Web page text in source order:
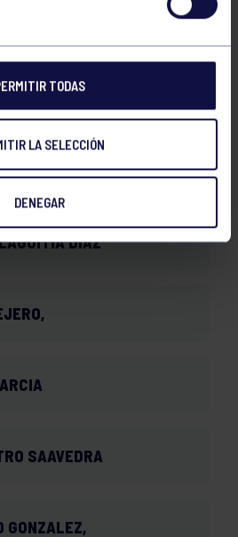
TODAS
LA SELECCIÓN
DENEGAR
DIAZ
SAAVEDRA
GONZALEZ,